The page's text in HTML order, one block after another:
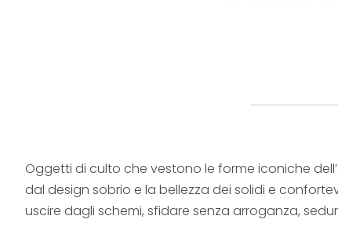
Oggetti di culto che vestono le forme iconiche
dal design sobrio e la bellezza dei solidi e
uscire dagli schemi, sfidare senza arroganza,